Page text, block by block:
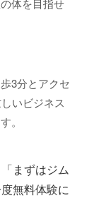
体を目指せ
3分とアクセ
いビジネス
。
まずはジム
無料体験に